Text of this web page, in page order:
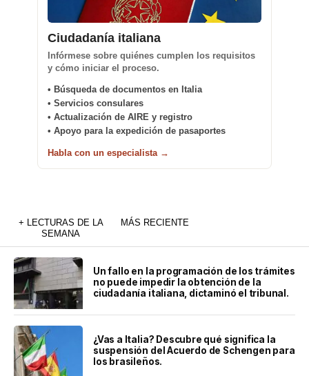
Ciudadanía italiana
Infórmese sobre quiénes cumplen los requisitos
y cómo iniciar el proceso.
• Búsqueda de documentos en Italia
• Servicios consulares
• Actualización de AIRE y registro
• Apoyo para la expedición de pasaportes
Habla con un especialista →
+ LECTURAS DE LA
SEMANA
MÁS RECIENTE
Un fallo en la programación de los trámites
no puede impedir la obtención de la
ciudadanía italiana, dictaminó el tribunal.
¿Vas a Italia? Descubre qué significa la
suspensión del Acuerdo de Schengen para
los brasileños.